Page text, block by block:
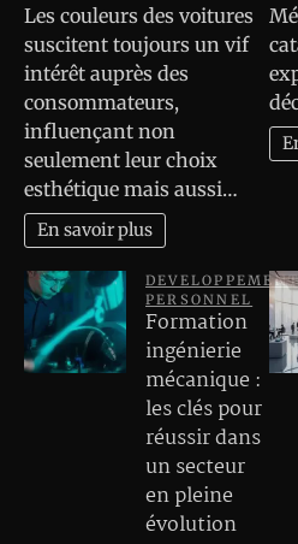
Les couleurs des voitures
suscitent toujours un vif
intérêt auprès des
consommateurs,
influençant non
seulement leur choix
esthétique mais aussi…
En savoir plus
PERSONNEL
Formation
ingénierie
mécanique :
les clés pour
réussir dans
un secteur
en pleine
évolution